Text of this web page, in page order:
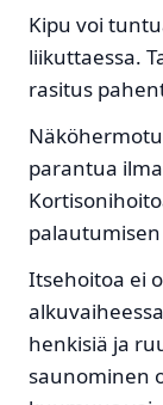
Kipu voi
liikuttaessa.
rasitus
parantua
Itsehoitoa ei
henkisiä ja
saunominen